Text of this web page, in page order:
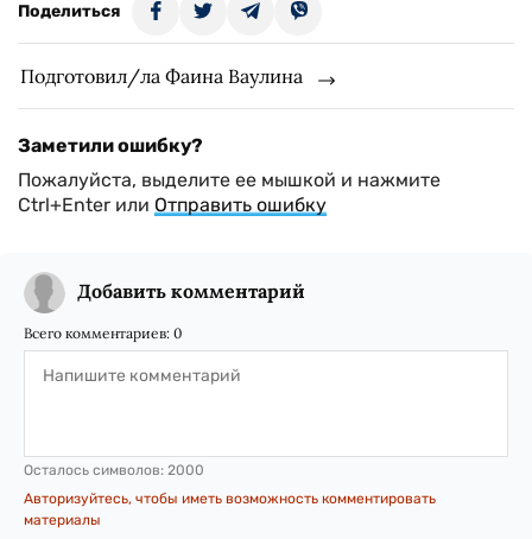
Поделиться
Подготовил/ла Фаина Ваулина
Заметили ошибку?
Пожалуйста, выделите ее мышкой и нажмите
Ctrl+Enter или Отправить ошибку
Добавить комментарий
Всего комментариев: 0
Осталось символов: 2000
Авторизуйтесь, чтобы иметь возможность комментировать
материалы